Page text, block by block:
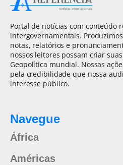
Portal de notícias com conteúdo
intergovernamentais.
notas, relatórios e
nossos leitores possam criar
Geopolítica mundial. Nossas
pela credibilidade que nossa
interesse público.
Navegue
África
Américas